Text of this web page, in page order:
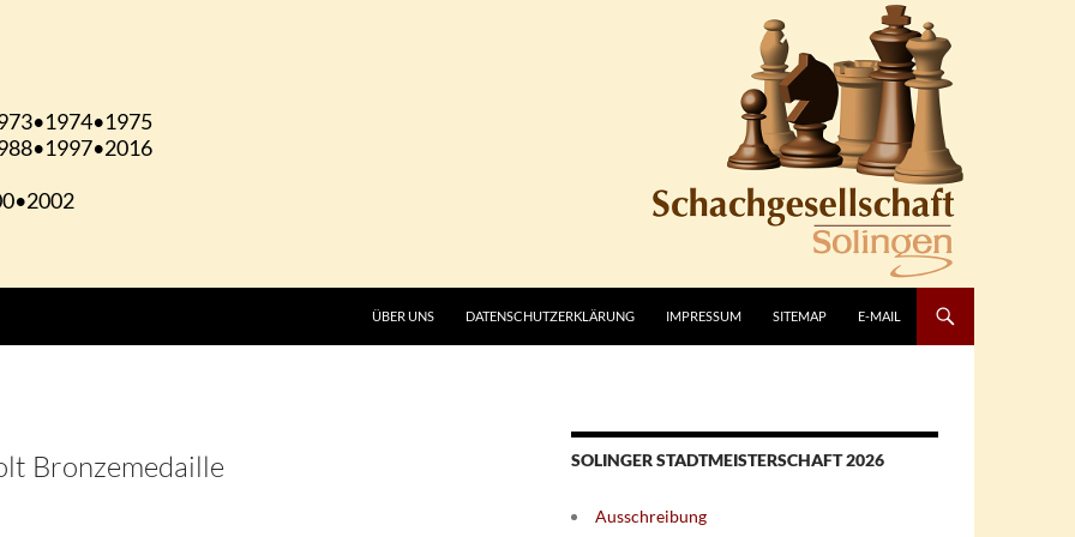
ÜBER UNS DATENSCHUTZERKLÄRUNG IMPRESSUM SITEMAP E-MAIL
Bronzemedaille SOLINGER STADTMEISTERSCHAFT 2026
Ausschreibung